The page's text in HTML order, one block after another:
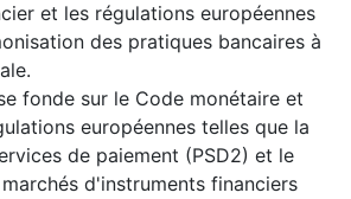
et les régulations européennes
des pratiques bancaires à
fonde sur le Code monétaire et
européennes telles que la
de paiement (PSD2) et le
d'instruments financiers